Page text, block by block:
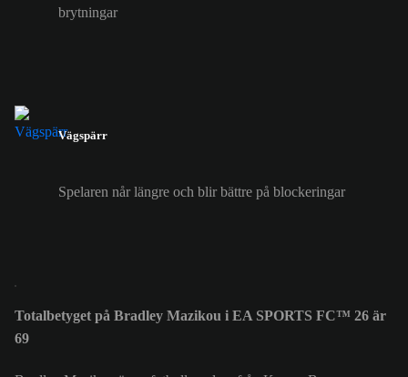
brytningar
Vägspärr
Spelaren når längre och blir bättre på blockeringar
Totalbetyget på Bradley Mazikou i EA SPORTS FC™ 26 är
69